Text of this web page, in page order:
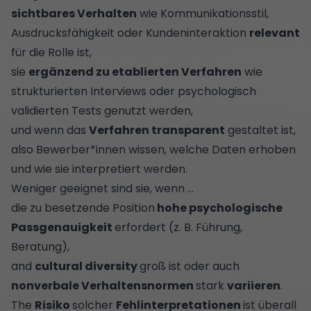
sichtbares Verhalten wie Kommunikationsstil,
Ausdrucksfähigkeit oder Kundeninteraktion relevant
für die Rolle ist,
sie ergänzend zu etablierten Verfahren wie
strukturierten Interviews oder psychologisch
validierten Tests genutzt werden,
und wenn das Verfahren transparent gestaltet ist,
also Bewerber*innen wissen, welche Daten erhoben
und wie sie interpretiert werden.
Weniger geeignet sind sie, wenn …
die zu besetzende Position hohe psychologische
Passgenauigkeiterfordert (z. B. Führung,
Beratung),
and cultural diversitygroß ist oder auch
nonverbale Verhaltensnormenstark variieren.
The Risikosolcher Fehlinterpretationenist überall